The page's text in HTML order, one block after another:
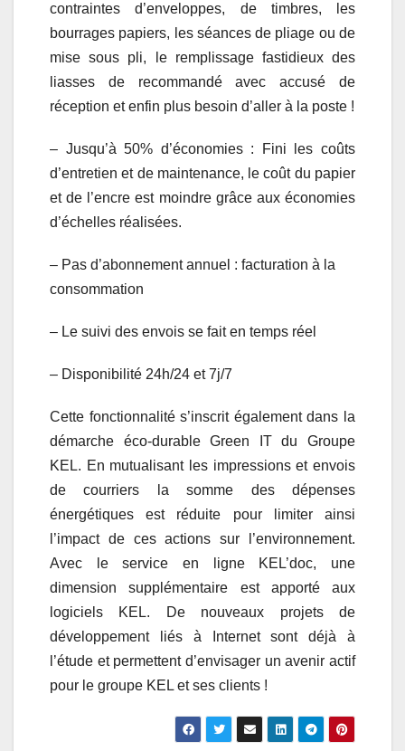
contraintes d’enveloppes, de timbres, les
bourrages papiers, les séances de pliage ou de
mise sous pli, le remplissage fastidieux des
liasses de recommandé avec accusé de
réception et enfin plus besoin d’aller à la poste !
– Jusqu’à 50% d’économies : Fini les coûts
d’entretien et de maintenance, le coût du papier
et de l’encre est moindre grâce aux économies
d’échelles réalisées.
– Pas d’abonnement annuel : facturation à la
consommation
– Le suivi des envois se fait en temps réel
– Disponibilité 24h/24 et 7j/7
Cette fonctionnalité s’inscrit également dans la
démarche éco-durable Green IT du Groupe
KEL. En mutualisant les impressions et envois
de courriers la somme des dépenses
énergétiques est réduite pour limiter ainsi
l’impact de ces actions sur l’environnement.
Avec le service en ligne KEL’doc, une
dimension supplémentaire est apporté aux
logiciels KEL. De nouveaux projets de
développement liés à Internet sont déjà à
l’étude et permettent d’envisager un avenir actif
pour le groupe KEL et ses clients !